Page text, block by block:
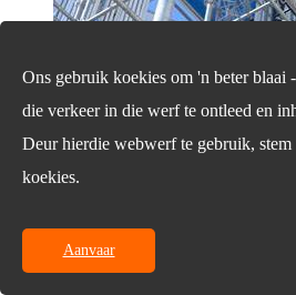
Ons gebruik koekies om 'n beter blaai
die verkeer in die werf te ontleed en
Deur hierdie webwerf te gebruik,
koekies.
Aanvaar